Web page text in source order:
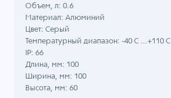
Объем, л: 0.6
Материал: Алюминий
Цвет: Серый
Температурный диапазон: -40 C ...+110 C
IP: 66
Длина, мм: 100
Ширина, мм: 100
Высота, мм: 60